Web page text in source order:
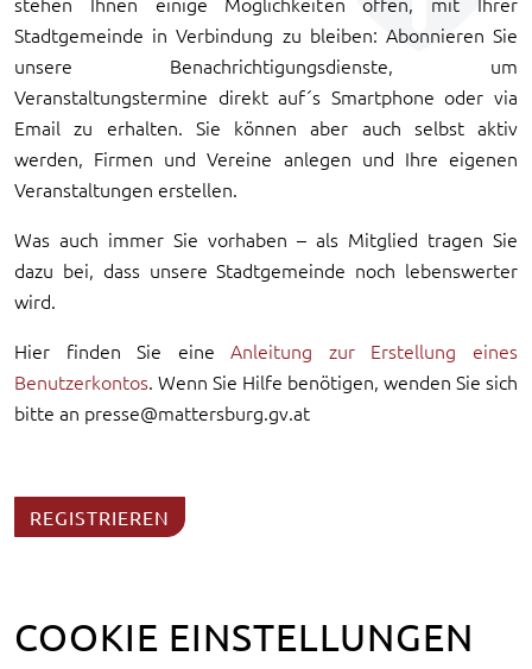
Stadtgemeinde in Verbindung zu bleiben: Abonnieren Sie
unsere Benachrichtigungsdienste, um
Veranstaltungstermine direkt auf´s Smartphone oder via
Email zu erhalten. Sie können aber auch selbst aktiv
werden, Firmen und Vereine anlegen und Ihre eigenen
Veranstaltungen erstellen.
Was auch immer Sie vorhaben – als Mitglied tragen Sie
dazu bei, dass unsere Stadtgemeinde noch lebenswerter
wird.
Hier finden Sie eineAnleitung zur Erstellung eines
Benutzerkontos. Wenn Sie Hilfe benötigen, wenden Sie sich
bitte an presse@mattersburg.gv.at
REGISTRIEREN
COOKIE EINSTELLUNGEN